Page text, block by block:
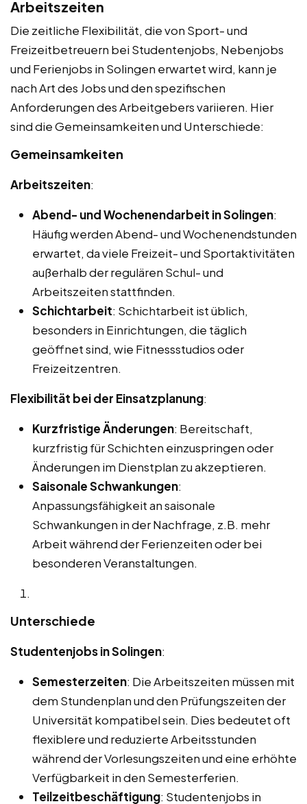
Arbeitszeiten
Die zeitliche Flexibilität, die von Sport- und
Freizeitbetreuern bei Studentenjobs, Nebenjobs
und Ferienjobs in Solingen erwartet wird, kann je
nach Art des Jobs und den spezifischen
Anforderungen des Arbeitgebers variieren. Hier
sind die Gemeinsamkeiten und Unterschiede:
Gemeinsamkeiten
Arbeitszeiten:
Abend- und Wochenendarbeit in Solingen:
Häufig werden Abend- und Wochenendstunden
erwartet, da viele Freizeit- und Sportaktivitäten
außerhalb der regulären Schul- und
Arbeitszeiten stattfinden.
Schichtarbeit: Schichtarbeit ist üblich,
besonders in Einrichtungen, die täglich
geöffnet sind, wie Fitnessstudios oder
Freizeitzentren.
Flexibilität bei der Einsatzplanung:
Kurzfristige Änderungen: Bereitschaft,
kurzfristig für Schichten einzuspringen oder
Änderungen im Dienstplan zu akzeptieren.
Saisonale Schwankungen:
Anpassungsfähigkeit an saisonale
Schwankungen in der Nachfrage, z.B. mehr
Arbeit während der Ferienzeiten oder bei
besonderen Veranstaltungen.
Unterschiede
Studentenjobs in Solingen:
Semesterzeiten: Die Arbeitszeiten müssen mit
dem Stundenplan und den Prüfungszeiten der
Universität kompatibel sein. Dies bedeutet oft
flexiblere und reduzierte Arbeitsstunden
während der Vorlesungszeiten und eine erhöhte
Verfügbarkeit in den Semesterferien.
Teilzeitbeschäftigung: Studentenjobs in